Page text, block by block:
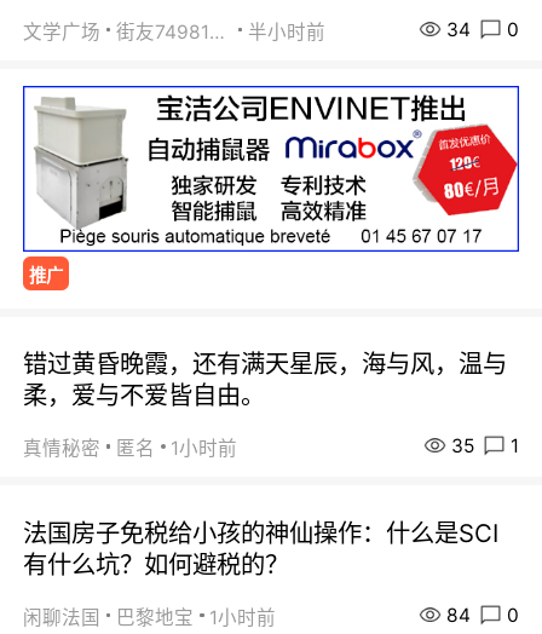
文学广场 街友74981146 半小时前 34 0
推广
错过黄昏晚霞，还有满天星辰，海与风，温与
柔，爱与不爱皆自由。
真情秘密 匿名 1小时前 35 1
法国房子免税给小孩的神仙操作：什么是SCI
有什么坑？如何避税的？
闲聊法国 巴黎地宝 1小时前 84 0